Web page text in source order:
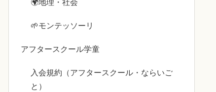
🌍️地理・社会
🌱モンテッソーリ
アフタースクール学童
入会規約（アフタースクール・ならいご
と）